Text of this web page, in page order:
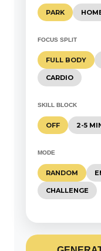
PARK
FOCUS SPLIT
FULL BODY
CARDIO
SKILL BLOCK
OFF 2-5
MODE
RANDOM
CHALLENGE